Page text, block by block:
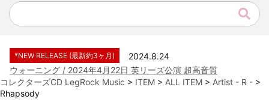
ジャーニー / 1979年5月8+9日 コロラド州 2公演 SBD 完全収録！
*NEW RELEASE (最新約3ヶ月)
2024.11.9
*NEW RELEASE (最新約3ヶ月)
2024.8.24
ウォーニング / 2024年4月22日 英リーズ公演 超高音質
IEM+Aud！
*NEW RELEASE (最新約3ヶ月)
コレクターズCD LegRock Music > ITEM > ALL ITEM > Artist - R - >
Rhapsody